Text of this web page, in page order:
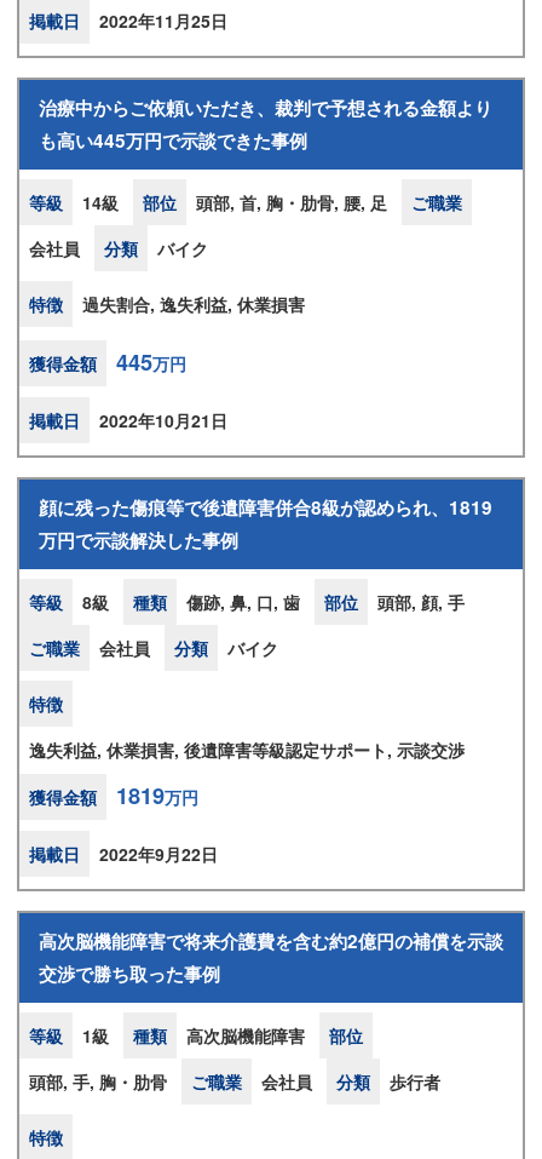
掲載日 2022年11月25日
治療中からご依頼いただき、裁判で予想される金額より
も高い445万円で示談できた事例
等級 14級 部位 頭部, 首, 胸・肋骨, 腰, 足
ご職業
会社員
分類 バイク
特徴 過失割合, 逸失利益, 休業損害
獲得金額 445万円
掲載日 2022年10月21日
顔に残った傷痕等で後遺障害併合8級が認められ、1819
万円で示談解決した事例
等級 8級 種類 傷跡, 鼻, 口, 歯 部位
頭部, 顔, 手
ご職業
会社員 分類 バイク
特徴
逸失利益, 休業損害, 後遺障害等級認定サポート, 示談交渉
獲得金額
1819万円
掲載日 2022年9月22日
高次脳機能障害で将来介護費を含む約2億円の補償を示談
交渉で勝ち取った事例
等級 1級 種類 高次脳機能障害
部位
頭部, 手, 胸・肋骨
ご職業 会社員 分類 歩行者
特徴